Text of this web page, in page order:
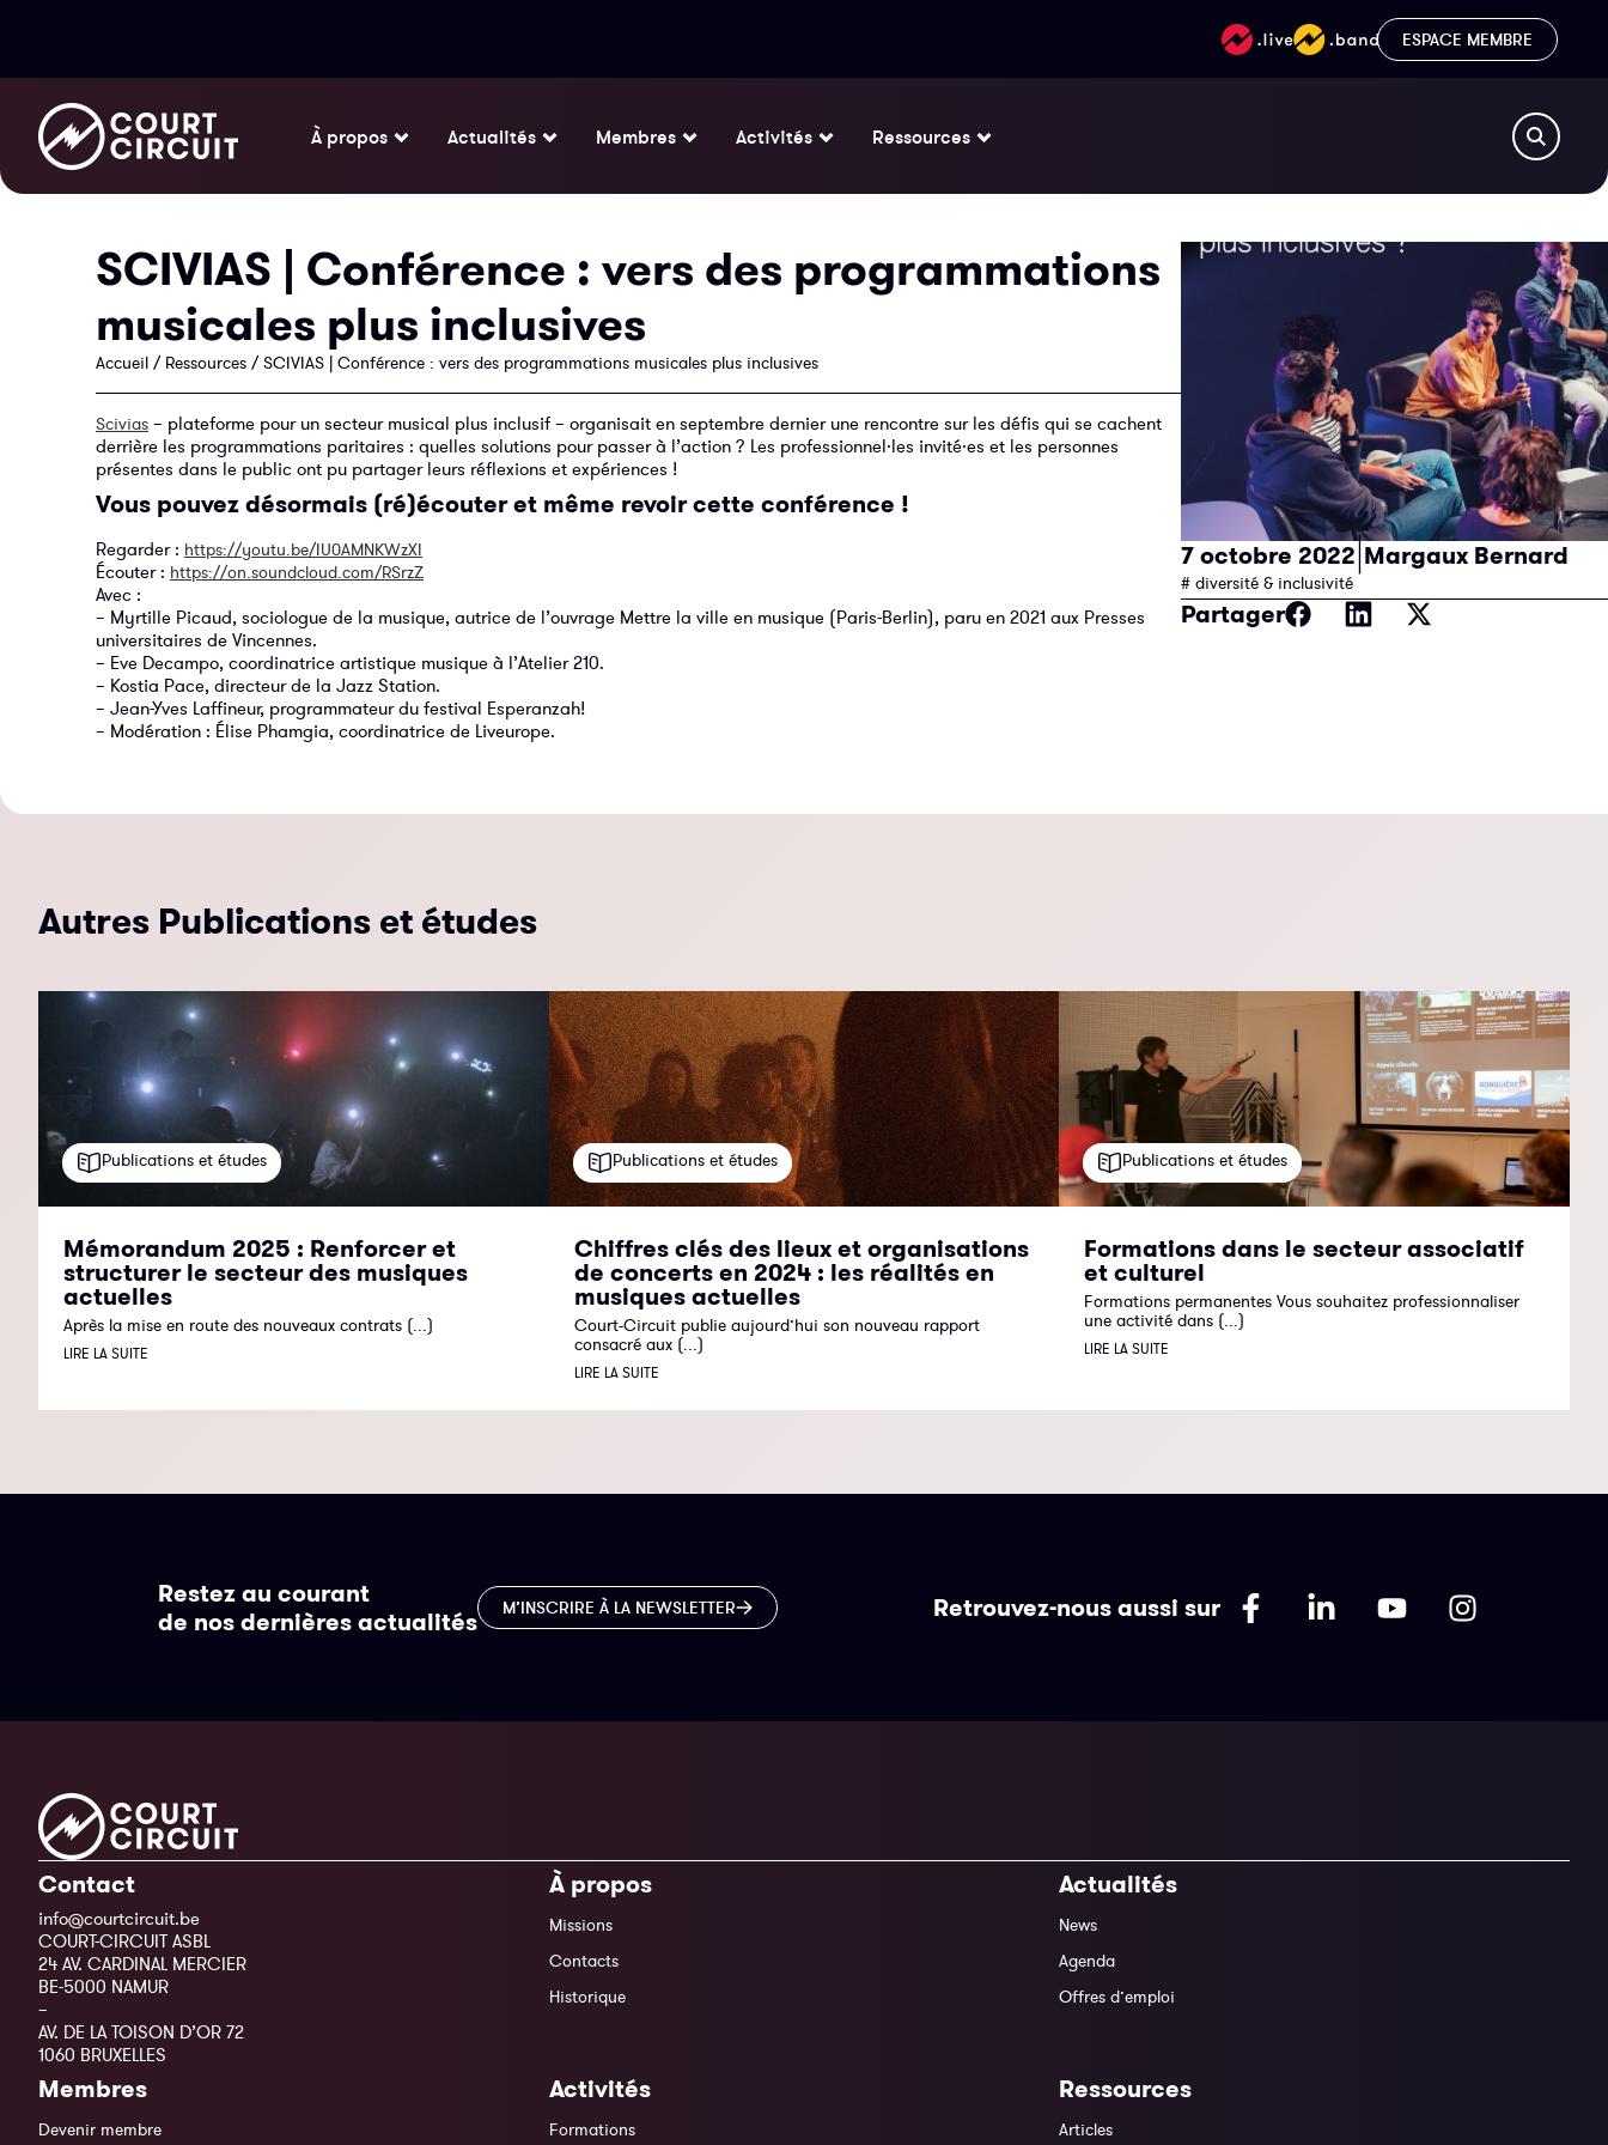
ESPACE MEMBRE
À propos Actualités Membres Activités Ressources
SCIVIAS | Conférence : vers des programmations
musicales plus inclusives
Accueil / Ressources /SCIVIAS | Conférence : vers des programmations musicales plus inclusives
Scivias – plateforme pour un secteur musical plus inclusif – organisait en septembre dernier une rencontre sur les défis qui se cachent
derrière les programmations paritaires : quelles solutions pour passer à l’action ? Les professionnel·les invité·es et les personnes
présentes dans le public ont pu partager leurs réflexions et expériences !
Vous pouvez désormais (ré)écouter et même revoir cette conférence !
Regarder : https://youtu.be/IU0AMNKWzXI
Écouter : https://on.soundcloud.com/RSrzZ
Avec :
– Myrtille Picaud, sociologue de la musique, autrice de l’ouvrage Mettre la ville en musique (Paris-Berlin), paru en 2021 aux Presses
universitaires de Vincennes.
– Eve Decampo, coordinatrice artistique musique à l’Atelier 210.
– Kostia Pace, directeur de la Jazz Station.
– Jean-Yves Laffineur, programmateur du festival Esperanzah!
– Modération : Élise Phamgia, coordinatrice de Liveurope.
7 octobre 2022|Margaux Bernard
# diversité & inclusivité
Partager
Autres Publications et études
Publications et études
Mémorandum 2025 : Renforcer et
structurer le secteur des musiques
actuelles
Après la mise en route des nouveaux contrats (...)
LIRE LA SUITE
Publications et études
Chiffres clés des lieux et organisations
de concerts en 2024 : les réalités en
musiques actuelles
Court-Circuit publie aujourd’hui son nouveau rapport
consacré aux (...)
LIRE LA SUITE
Publications et études
Formations dans le secteur associatif
et culturel
Formations permanentes Vous souhaitez professionnaliser
une activité dans (...)
LIRE LA SUITE
Restez au courant
de nos dernières actualités
M’INSCRIRE À LA NEWSLETTER Retrouvez-nous aussi sur
Contact
info@courtcircuit.be
COURT-CIRCUIT ASBL
24 AV. CARDINAL MERCIER
BE-5000 NAMUR
–
AV. DE LA TOISON D’OR 72
1060 BRUXELLES
À propos
Missions
Contacts
Historique
Actualités
News
Agenda
Offres d’emploi
Membres
Devenir membre
Activités
Formations
Ressources
Articles